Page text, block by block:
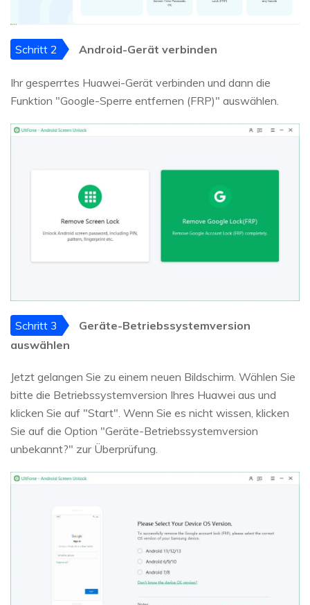
Schritt 2 Android-Gerät verbinden
Ihr gesperrtes Huawei-Gerät verbinden und dann die
Funktion "Google-Sperre entfernen (FRP)" auswählen.
Schritt 3
Geräte-Betriebssystemversion
auswählen
Jetzt gelangen Sie zu einem neuen Bildschirm. Wählen Sie
bitte die Betriebssystemversion Ihres Huawei aus und
klicken Sie auf "Start". Wenn Sie es nicht wissen, klicken
Sie auf die Option "Geräte-Betriebssystemversion
unbekannt?" zur Überprüfung.